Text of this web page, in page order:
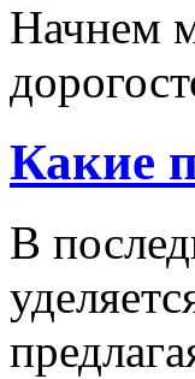
Начнем
Какие
В